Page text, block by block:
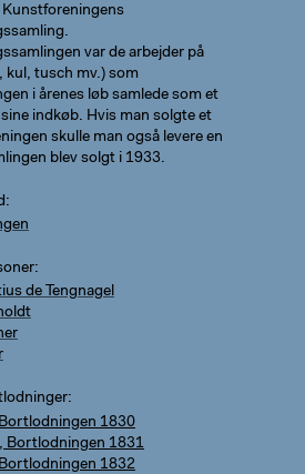
Kunstforeningens
var de arbejder på
kul, tusch mv.) som
i årenes løb samlede som et
indkøb. Hvis man solgte et
skulle man også levere en
blev solgt i 1933.
de Tengnagel
1830
Bortlodningen 1831
1832